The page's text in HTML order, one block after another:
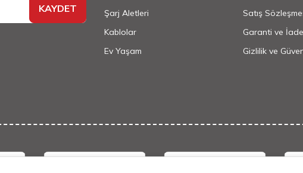
KAYDET
Şarj Aletleri
Kablolar
Ev Yaşam
Satış
Garanti ve
Gizlilik ve